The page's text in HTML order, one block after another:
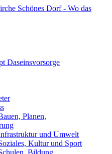
Daseinsvorsorge
Planen,
und Umwelt
Kultur und Sport
Bildung